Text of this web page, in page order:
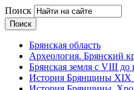
Поиск
Брянская область
Археология. Брянский
Брянская земля с VIII
История Брянщины XIX